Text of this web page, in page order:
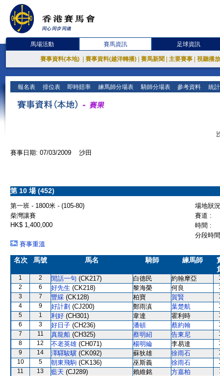
馬場活動 賽馬資訊 足球資訊
賽事資料(本地) 賽事資料(越洋轉播) 賽馬新聞 主要賽事 視聽播
報名表 排位表 即時賠率 練馬師分場表 騎師分場表 參考資料 統
賽事日期: 07/03/2009 沙田
第 10 場 (452)
第一班 - 1800米 - (105-80)
場地狀
柴灣讓賽
賽道 :
HK$ 1,400,000
時間 :
分段時
賽事重溫
名次 馬號 馬名 騎師 練馬師
1 2 閒話一句 (CK217) 白德民 約翰摩亞
2
6 好先生 (CK218) 黎海榮 何良
3
7 豐綵 (CK128) 柏寶 賀賢
4
9 好計劃 (CJ200) 鄭雨滇 葉楚航
5
1 利好 (CH301) 韋達 霍利時
6
3 好日子 (CH236) 潘頓 蔡約翰
7
11 真龍船 (CH325) 蔡明紹 告東尼
8
12 不老英雄 (CH071) 楊明綸 李易達
9
14 澤驛駿驥 (CK092) 蘇狄雄 徐雨石
10
5 朝東飛駒 (CK136) 巫斯義 徐雨石
11
13 藍天 (CJ289) 賴維銘 方嘉柏